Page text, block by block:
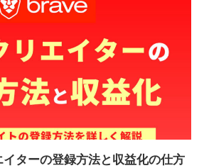
ターの登録方法と収益化の仕方